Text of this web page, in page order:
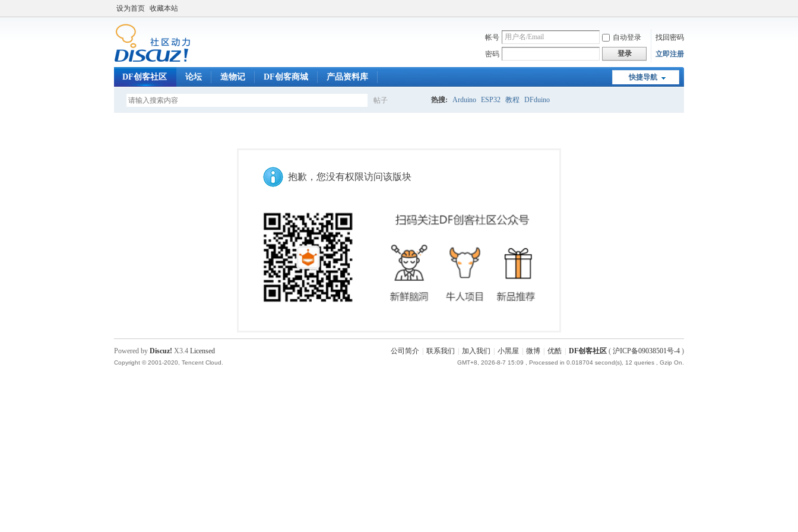
设为首页 收藏本站
帐号 自动登录
找回密码
密码
登录 立即注册
快捷导航
DF创客社区 论坛 造物记 DF创客商城 产品资料库
帖子 热搜: Arduino ESP32 教程 DFduino
抱歉，您没有权限访问该版块
公司简介 联系我们 加入我们 小黑屋 微博 优酷 DF创客社区 ( 沪ICP备09038501号-4 )
GMT+8, 2026-8-7 15:09 , Processed in 0.018704 second(s), 12 queries , Gzip On.
Powered by Discuz! X3.4 Licensed
Copyright © 2001-2020, Tencent Cloud.